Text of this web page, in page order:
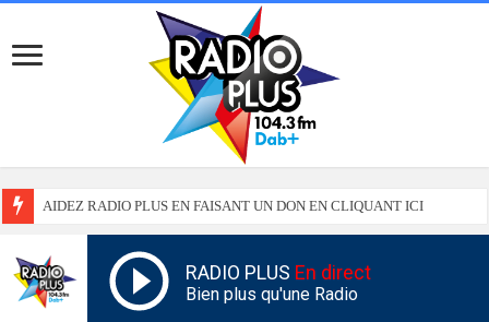
AIDEZ RADIO PLUS EN FAISANT UN DON EN CLIQUANT ICI
RADIO PLUS En direct
Bien plus qu'une Radio